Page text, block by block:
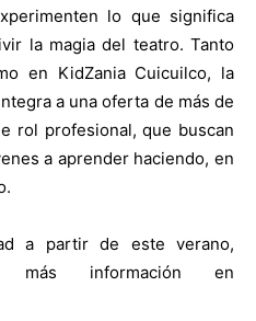
lo que significa
la magia del teatro. Tanto
en KidZania Cuicuilco, la
a una oferta de más de
rol profesional, que buscan
a aprender haciendo, en
a partir de este verano,
más información en